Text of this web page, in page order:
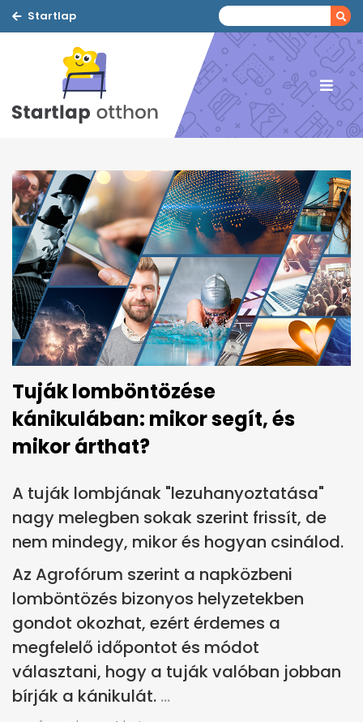
Startlap
Tuják lomböntözése
kánikulában: mikor segít, és
mikor árthat?
A tuják lombjának "lezuhanyoztatása"
nagy melegben sokak szerint frissít, de
nem mindegy, mikor és hogyan csinálod.
Az Agrofórum szerint a napközbeni
lomböntözés bizonyos helyzetekben
gondot okozhat, ezért érdemes a
megfelelő időpontot és módot
választani, hogy a tuják valóban jobban
bírják a kánikulát.